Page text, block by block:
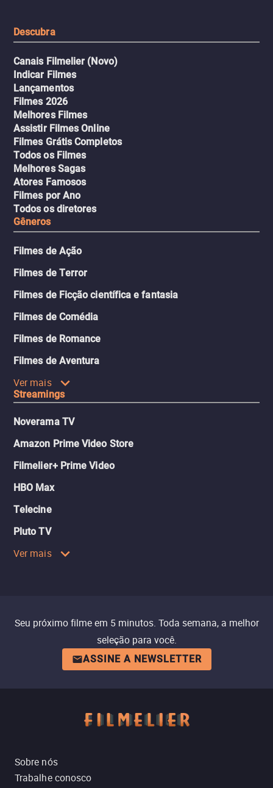
Descubra
Canais Filmelier (Novo)
Indicar Filmes
Lançamentos
Filmes 2026
Melhores Filmes
Assistir Filmes Online
Filmes Grátis Completos
Todos os Filmes
Melhores Sagas
Atores Famosos
Filmes por Ano
Todos os diretores
Gêneros
Filmes de Ação
Filmes de Terror
Filmes de Ficção científica e fantasia
Filmes de Comédia
Filmes de Romance
Filmes de Aventura
Ver mais
Streamings
Noverama TV
Amazon Prime Video Store
Filmelier+ Prime Video
HBO Max
Telecine
Pluto TV
Ver mais
Seu próximo filme em 5 minutos. Toda semana, a melhor
seleção para você.
ASSINE A NEWSLETTER
Sobre nós
Trabalhe conosco